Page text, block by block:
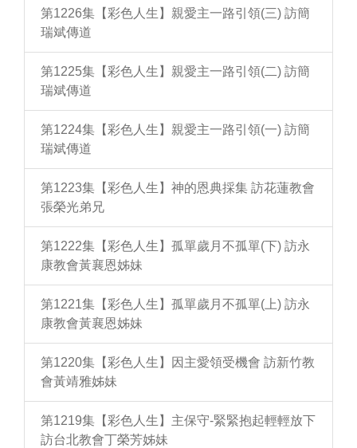
第1226集【彩色人生】親愛主一路引領(三) 訪簡
瑞斌傳道
第1225集【彩色人生】親愛主一路引領(二) 訪簡
瑞斌傳道
第1224集【彩色人生】親愛主一路引領(一) 訪簡
瑞斌傳道
第1223集【彩色人生】神的恩典採集 訪花蓮教會
張榮光弟兄
第1222集【彩色人生】孤單歲月不孤單(下) 訪永
康教會黃襄恩姊妹
第1221集【彩色人生】孤單歲月不孤單(上) 訪永
康教會黃襄恩姊妹
第1220集【彩色人生】因主愛領受機會 訪新竹教
會黃靖雅姊妹
第1219集【彩色人生】主保守-緊緊抱起輕輕放下
訪台北教會丁榮芳姊妹